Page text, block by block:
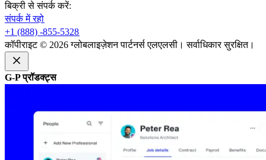
बिक्री से संपर्क करें:​​
संपर्क में रहो​​
+1 (888) -855-5328​​
कॉपीराइट © 2026 ग्लोबलाइज़ेशन पार्टनर्स एलएलसी। सर्वाधिकार सुरक्षित।​​
G-P प्रॉडक्ट्स​​